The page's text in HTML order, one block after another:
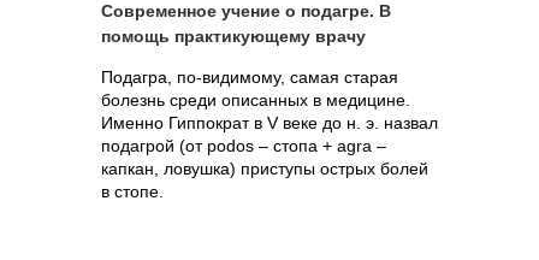
Современное учение о подагре. В
помощь практикующему врачу
Подагра, по-видимому, самая старая
болезнь среди описанных в медицине.
Именно Гиппократ в V веке до н. э. назвал
подагрой (от podos – стопа + agra –
капкан, ловушка) приступы острых болей
в стопе.